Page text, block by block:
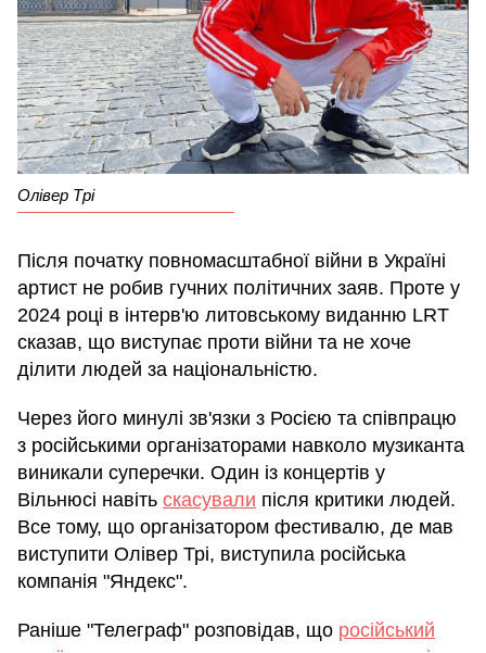
Олівер Трі
Після початку повномасштабної війни в Україні
артист не робив гучних політичних заяв. Проте у
2024 році в інтерв'ю литовському виданню LRT
сказав, що виступає проти війни та не хоче
ділити людей за національністю.
Через його минулі зв'язки з Росією та співпрацю
з російськими організаторами навколо музиканта
виникали суперечки. Один із концертів у
Вільнюсі навіть скасували після критики людей.
Все тому, що організатором фестивалю, де мав
виступити Олівер Трі, виступила російська
компанія "Яндекс".
Раніше "Телеграф" розповідав, що російський